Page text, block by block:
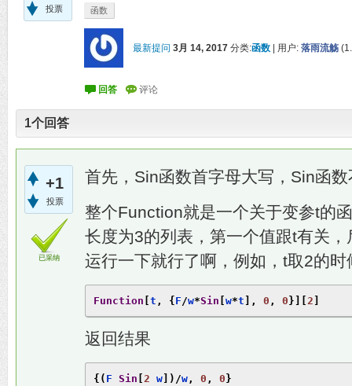
投票 函数
最新提问 3月 14, 2017 分类:函数 用户: 落雨流觞 (
1个回答
+1
投票
已采纳
首先，Sin函数首字母大写，Sin函
整个Function就是一个关于变参t的
长度为3的列表，第一个值跟t有关
运行一下就行了啊，例如，t取2的
Function [t , {F /w*Sin [w*t ], 0 , 0}][ 2 ]
返回结果
{( F Sin [ 2 w])/w , 0 , 0}